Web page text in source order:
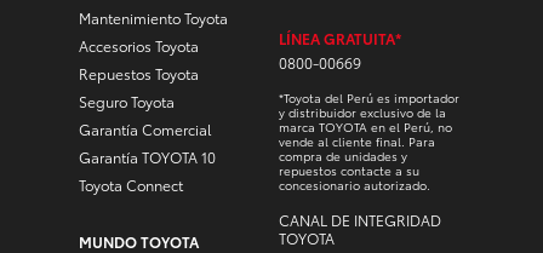
Mantenimiento Toyota
Accesorios Toyota
Repuestos Toyota
Seguro Toyota
Garantía Comercial
Garantía TOYOTA 10
Toyota Connect
MUNDO TOYOTA
LÍNEA GRATUITA*
0800-00669
*Toyota del Perú es importador
y distribuidor exclusivo de la
marca TOYOTA en el Perú, no
vende al cliente final. Para
compra de unidades y
repuestos contacte a su
concesionario autorizado.
CANAL DE INTEGRIDAD
TOYOTA